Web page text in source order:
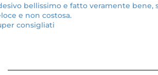
bellissimo e fatto veramente bene,
e non costosa.
consigliati